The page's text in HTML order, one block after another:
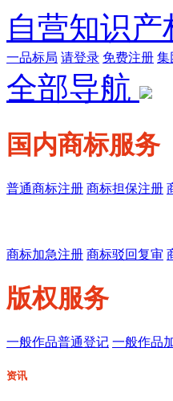
自营知识产
一品标局 请登录 免费注册 集
全部导航
国内商标服务
普通商标注册 商标担保注册
商标加急注册 商标驳回复审
版权服务
一般作品普通登记 一般作品
资讯